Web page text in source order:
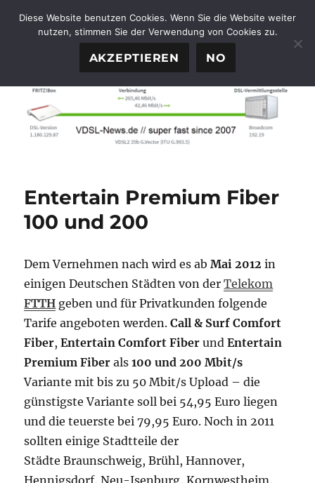
FTTH-News.de
Entertain Premium Fiber
100 und 200
Dem Vernehmen nach wird es abMai 2012 in
einigen Deutschen Städten von derTelekom
FTTH geben und für Privatkunden folgende
Tarife angeboten werden.Call & Surf Comfort
Fiber,Entertain Comfort Fiber undEntertain
Premium Fiber als100 und 200 Mbit/s
Variante mit bis zu 50 Mbit/s Upload – die
günstigste Variante soll bei 54,95 Euro liegen
und die teuerste bei 79,95 Euro. Noch in 2011
sollten einige Stadtteile der
Städte Braunschweig, Brühl, Hannover,
Hennigsdorf, Neu-Isenburg, Kornwestheim,
Diese Website benutzen Cookies. Wenn Sie die Website weiter
nutzen, stimmen Sie der Verwendung von Cookies zu.
AKZEPTIEREN NO